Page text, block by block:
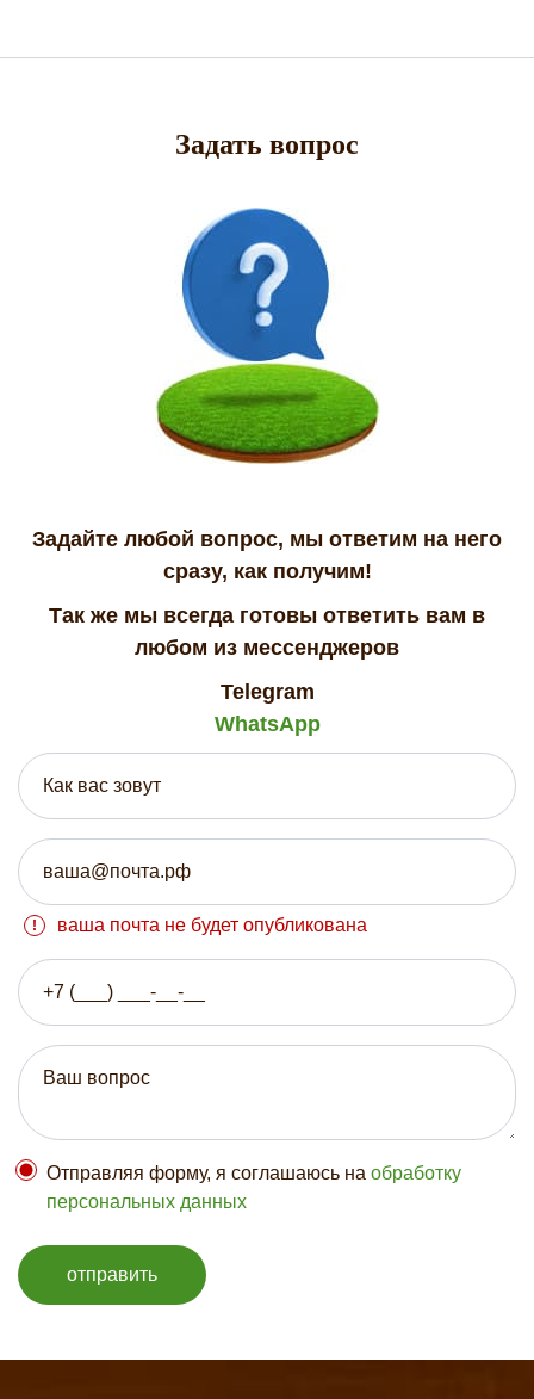
Задать вопрос
Задайте любой вопрос, мы ответим на него
сразу, как получим!
Так же мы всегда готовы ответить вам в
любом из мессенджеров
Telegram
WhatsApp
ваша почта не будет опубликована
Отправляя форму, я соглашаюсь на обработку
персональных данных
отправить